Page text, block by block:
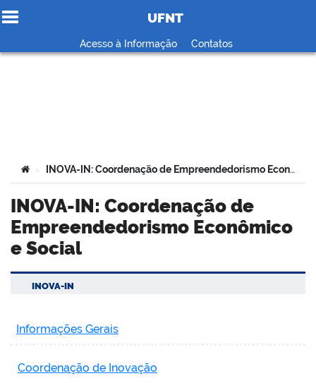
Ir para o conteúdo
UFNT
Acesso à Informação Contatos
Você está aqui:
> INOVA-IN: Coordenação de Empreendedorismo Econômico e Social
INOVA-IN: Coordenação de
Empreendedorismo Econômico
e Social
INOVA-IN
Informações Gerais
Coordenação de Inovação